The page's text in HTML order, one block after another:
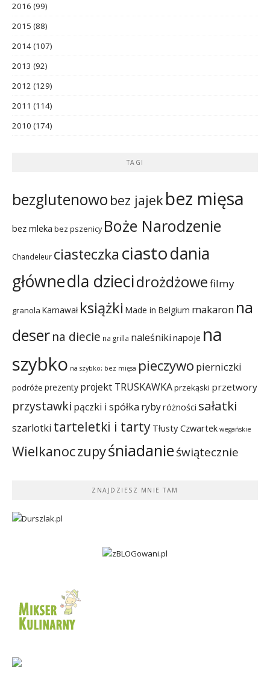
2016 (99)
2015 (88)
2014(107)
2013 (92)
2012 (129)
2011 (114)
2010 (174)
TAGI
bezglutenowo bez jajekbez mięsa
bez mleka bez pszenicy Boże Narodzenie
Chandeleur ciasteczka ciastodania
głównedla dziecidrożdżowefilmy
granola Karnawał książki Made in Belgium makaron na
deserna diecie na grilla naleśniki napoje na
szybko na szybko; bez mięsa pieczywo pierniczki
podróże prezenty projekt TRUSKAWKAprzekąski przetwory
przystawki pączki i spółka rybyróżności sałatki
szarlotki tarteletki i tarty Tłusty Czwartek wegańskie
Wielkanoczupyśniadanieświątecznie
ZNAJDZIESZ MNIE TAM